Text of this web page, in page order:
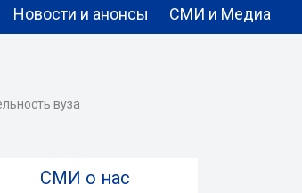
Новости и анонсы СМИ и Медиа
вуза
СМИ о нас